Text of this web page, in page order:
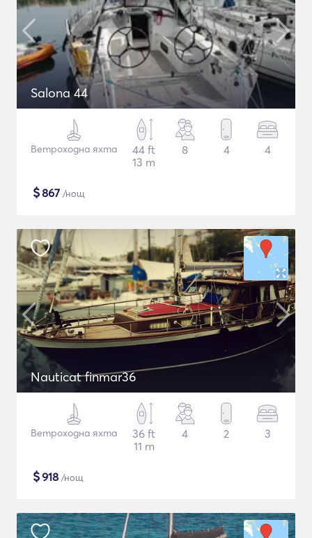
Salona 44
Ветроходна яхта
44 ft
13 m
8 4 4
$867 /нощ
Nauticat finmar36
Ветроходна яхта
36 ft
11 m
4 2 3
$918 /нощ